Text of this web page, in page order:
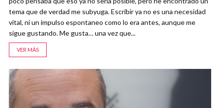
tema que de verdad me subyuga. Escribir ya no es una necesidad
vital, ni un impulso espontaneo como lo era antes, aunque me
sigue gustando. Me gusta… una vez que...
VER MÁS